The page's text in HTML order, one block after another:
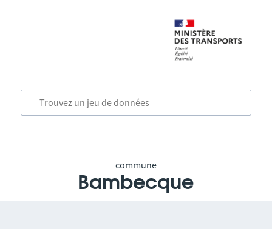
commune
Bambecque